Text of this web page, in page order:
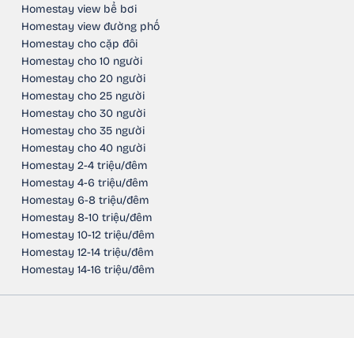
Homestay view bể bơi
Homestay view đường phố
Homestay cho cặp đôi
Homestay cho 10 người
Homestay cho 20 người
Homestay cho 25 người
Homestay cho 30 người
Homestay cho 35 người
Homestay cho 40 người
Homestay 2-4 triệu/đêm
Homestay 4-6 triệu/đêm
Homestay 6-8 triệu/đêm
Homestay 8-10 triệu/đêm
Homestay 10-12 triệu/đêm
Homestay 12-14 triệu/đêm
Homestay 14-16 triệu/đêm